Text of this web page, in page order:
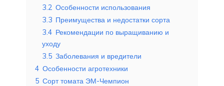
3.2 Особенности использования
3.3 Преимущества и недостатки сорта
3.4 Рекомендации по выращиванию и
уходу
3.5 Заболевания и вредители
4 Особенности агротехники
5 Сорт томата ЭМ-Чемпион